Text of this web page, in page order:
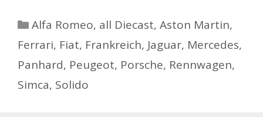
Kategorien
Alfa Romeo, all Diecast,Aston Martin,
Ferrari, Fiat, Frankreich, Jaguar, Mercedes,
Panhard, Peugeot, Porsche, Rennwagen,
Simca, Solido